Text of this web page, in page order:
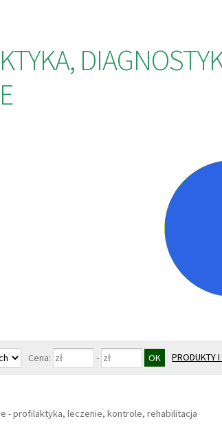
Cena: - PRODUKTY
- profilaktyka, leczenie, kontrole, rehabilitacja